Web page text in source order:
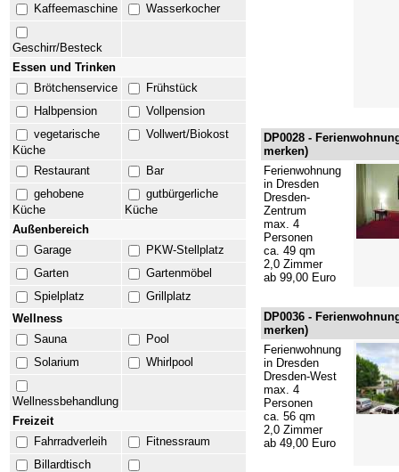
Kaffeemaschine
Wasserkocher
Geschirr/Besteck
Essen und Trinken
Brötchenservice
Frühstück
Halbpension
Vollpension
vegetarische
Küche
Vollwert/Biokost
Restaurant
Bar
gehobene
Küche
gutbürgerliche
Küche
Außenbereich
Garage
PKW-Stellplatz
Garten
Gartenmöbel
Spielplatz
Grillplatz
Wellness
Sauna
Pool
Solarium
Whirlpool
Wellnessbehandlung
Freizeit
Fahrradverleih
Fitnessraum
Billardtisch
DP0028 -
merken)
Ferienwohnung
in Dresden
Dresden-
Zentrum
max. 4
Personen
ca. 49 qm
2,0 Zimmer
ab 99,00 Euro
DP0036 -
merken)
Ferienwohnung
in Dresden
Dresden-West
max. 4
Personen
ca. 56 qm
2,0 Zimmer
ab 49,00 Euro